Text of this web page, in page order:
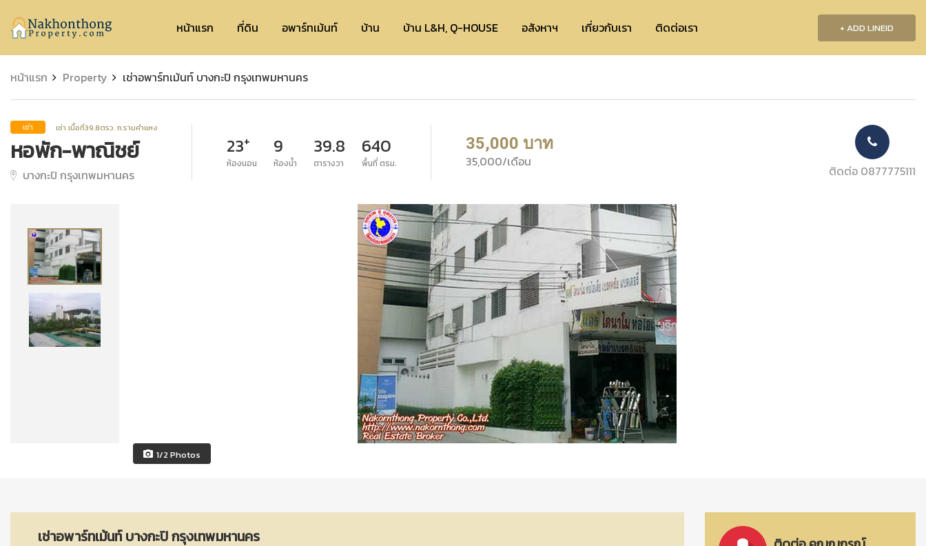
Nakhonthong หน้าแรก ที่ดิน อพาร์ทเม้นท์ บ้าน บ้าน L&H, Q-HOUSE อสังหาฯ เกี่ยวกับเรา ติดต่อเรา + ADD LINEID
หน้าแรก Property เช่าอพาร์ทเม้นท์ บางกะปิ กรุงเทพมหานคร
เช่า เช่า เนื้อที่39.8ตรว. ถ.รามคำแหง
หอพัก-พาณิชย์
บางกะปิ กรุงเทพมหานคร
23+
ห้องนอน
9
ห้องน้ำ
39.8
ตารางวา
640
พื้นที่ ตรม.
35,000 บาท
35,000/เดือน
ติดต่อ 0877775111
1/2 Photos
เช่าอพาร์ทเม้นท์ บางกะปิ กรุงเทพมหานคร